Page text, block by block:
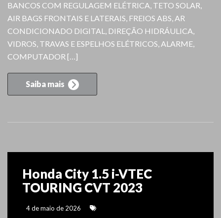
BANCOS COM REGULAGEM ELÉTRICA, TETO SOLAR,
AIR BAGS FRONTAIS E LATERAIS, FREIOS ABS, AR
CONDICIONADO DIGITAL, DIREÇÃO HIDRÁULICA,
VIDROS, TRAVAS E ESPELHOS ELÉTRICOS, ALARME,
COMPUTADOR […]
Saiba mais
Honda City 1.5 i-VTEC
TOURING CVT 2023
4 de maio de 2026